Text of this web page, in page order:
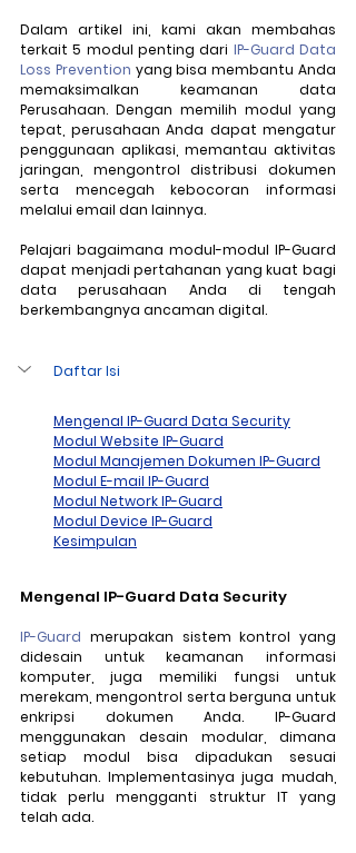
Dalam artikel ini, kami akan membahas
terkait 5 modul penting dari IP-Guard Data
Loss Prevention yang bisa membantu Anda
memaksimalkan keamanan data
Perusahaan. Dengan memilih modul yang
tepat, perusahaan Anda dapat mengatur
penggunaan aplikasi, memantau aktivitas
jaringan, mengontrol distribusi dokumen
serta mencegah kebocoran informasi
melalui email dan lainnya.
Pelajari bagaimana modul-modul IP-Guard
dapat menjadi pertahanan yang kuat bagi
data perusahaan Anda di tengah
berkembangnya ancaman digital.
Daftar Isi
Mengenal IP-Guard Data Security
Modul Website IP-Guard
Modul Manajemen Dokumen IP-Guard
Modul E-mail IP-Guard
Modul Network IP-Guard
Modul Device IP-Guard
Kesimpulan
Mengenal IP-Guard Data Security
IP-Guard merupakan sistem kontrol yang
didesain untuk keamanan informasi
komputer, juga memiliki fungsi untuk
merekam, mengontrol serta berguna untuk
enkripsi dokumen Anda. IP-Guard
menggunakan desain modular, dimana
setiap modul bisa dipadukan sesuai
kebutuhan. Implementasinya juga mudah,
tidak perlu mengganti struktur IT yang
telah ada.